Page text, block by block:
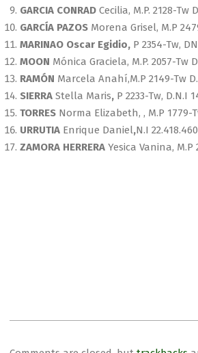
GARCIA CONRAD Cecilia, M.P. 2128-Tw
GARCÍA PAZOS Morena Grisel, M.P
MARINAO Oscar Egidio, P 2354-Tw,
MOON Mónica Graciela, M.P. 2057-Tw
RAMÓN Marcela Anahí,M.P 2149-Tw
SIERRA Stella Maris, P 2233-Tw, D.N.I
TORRES Norma Elizabeth, , M.P 1779-
URRUTIA Enrique Daniel,N.I
ZAMORA HERRERA Yesica Vanina, M.P